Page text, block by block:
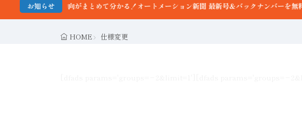
お知らせ
て分かる！オートメーション新聞 最新号＆バックナンバーを無料で公開中 詳細はこちら
HOME 仕様変更